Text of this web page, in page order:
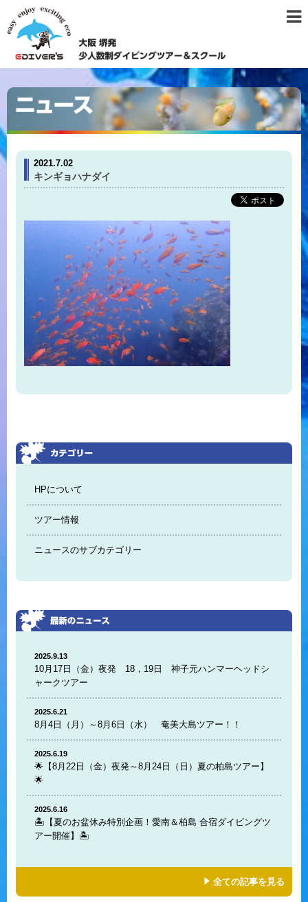
2021.7.02
キンギョハナダイ
HPについて
ツアー情報
ニュースのサブカテゴリー
2025.9.13
10月17日（金）夜発 18，19日 神子元ハンマーヘッドシ
ャークツアー
2025.6.21
8月4日（月）～8月6日（水） 奄美大島ツアー！！
2025.6.19
🌟【8月22日（金）夜発～8月24日（日）夏の柏島ツアー】
🌟
2025.6.16
🏝️【夏のお盆休み特別企画！愛南＆柏島 合宿ダイビングツ
アー開催】🏝️
全ての記事を見る